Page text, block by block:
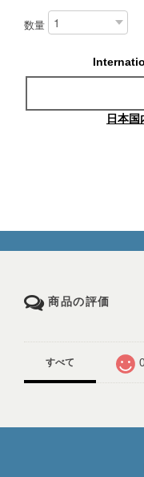
数量
日本
商品の評価
すべて